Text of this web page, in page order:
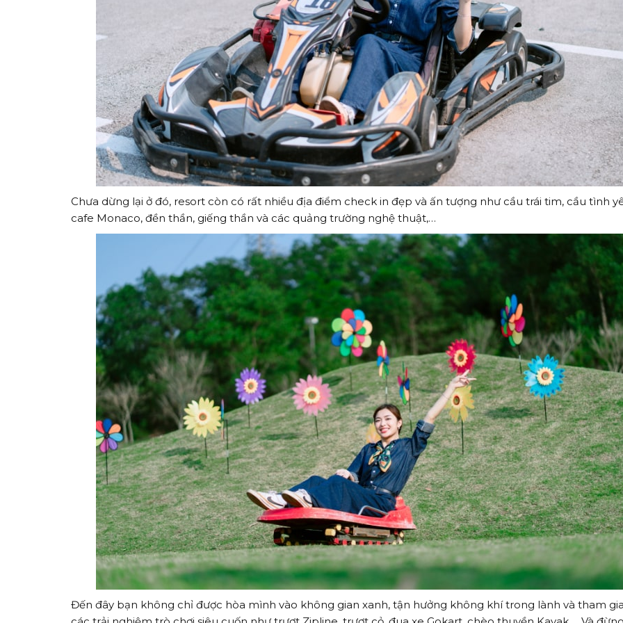
Chưa dừng lại ở đó, resort còn có rất nhiều địa điểm check in đẹp và ấn tượng như cầu trái tim, cầu tình
cafe Monaco, đền thần, giếng thần và các quảng trường nghệ thuật,…
Đến đây bạn không chỉ được hòa mình vào không gian xanh, tận hưởng không khí trong lành và tham